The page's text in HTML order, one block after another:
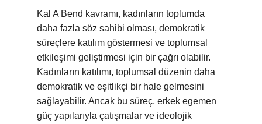
Kal A Bend kavramı, kadınların toplumda
daha fazla söz sahibi olması, demokratik
süreçlere katılım göstermesi ve toplumsal
etkileşimi geliştirmesi için bir çağrı olabilir.
Kadınların katılımı, toplumsal düzenin daha
demokratik ve eşitlikçi bir hale gelmesini
sağlayabilir. Ancak bu süreç, erkek egemen
güç yapılarıyla çatışmalar ve ideolojik